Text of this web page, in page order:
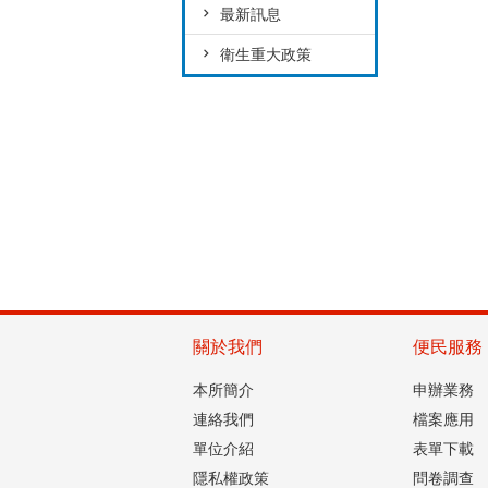
最新訊息
衛生重大政策
關於我們
本所簡介
連絡我們
單位介紹
隱私權政策
便民服務
申辦業務
檔案應用
表單下載
問卷調查